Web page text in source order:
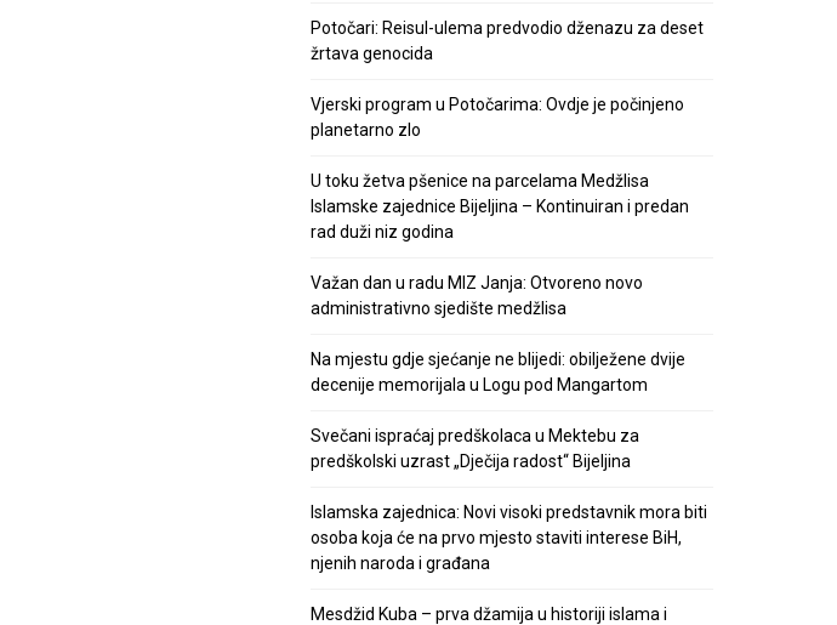
Potočari: Reisul-ulema predvodio dženazu za deset
žrtava genocida
Vjerski program u Potočarima: Ovdje je počinjeno
planetarno zlo
U toku žetva pšenice na parcelama Medžlisa
Islamske zajednice Bijeljina – Kontinuiran i predan
rad duži niz godina
Važan dan u radu MIZ Janja: Otvoreno novo
administrativno sjedište medžlisa
Na mjestu gdje sjećanje ne blijedi: obilježene dvije
decenije memorijala u Logu pod Mangartom
Svečani ispraćaj predškolaca u Mektebu za
predškolski uzrast „Dječija radost“ Bijeljina
Islamska zajednica: Novi visoki predstavnik mora biti
osoba koja će na prvo mjesto staviti interese BiH,
njenih naroda i građana
Mesdžid Kuba – prva džamija u historiji islama i